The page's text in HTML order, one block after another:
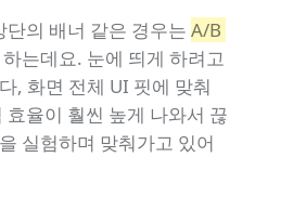
단의 배너 같은 경우는 A/B
는데요. 눈에 띄게 하려고
, 화면 전체 UI 핏에 맞춰
효율이 훨씬 높게 나와서 끊
실험하며 맞춰가고 있어